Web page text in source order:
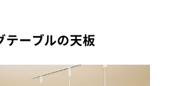
ーブルの天板